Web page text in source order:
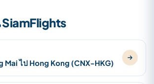
SiamFlights
Mai ไป Hong Kong (CNX-HKG)